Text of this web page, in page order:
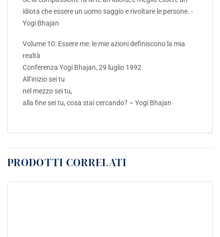
idiota che essere un uomo saggio e rivoltare le persone. -
Yogi Bhajan
Volume 10: Essere me: le mie azioni definiscono la mia
realtà
Conferenza Yogi Bhajan, 29 luglio 1992
All’inizio sei tu
nel mezzo sei tu,
alla fine sei tu, cosa stai cercando? – Yogi Bhajan
PRODOTTI CORRELATI